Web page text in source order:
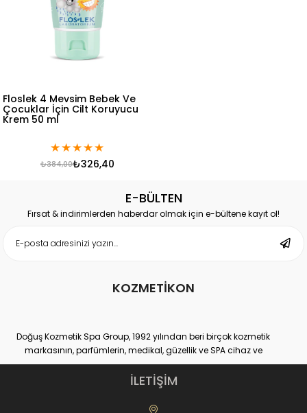
Floslek 4 Mevsim Bebek Ve
Çocuklar İçin Cilt Koruyucu
Krem 50 ml
★★★★★
₺326,40
₺384,00
E-BÜLTEN
Fırsat & indirimlerden haberdar olmak için e-bültene kayıt ol!
KOZMETİKON
Doğuş Kozmetik Spa Group, 1992 yılından beri birçok kozmetik
markasının, parfümlerin, medikal, güzellik ve SPA cihaz ve
ekipmanlarının hem distribütörlüğünü hem de üretimini yapan
yurtiçi ve yurtdışı binlerce müşteri sayısına ulaşmış, kendi
sektöründe Dünya lideri kuruluşlardan bir tanesidir.
www.kozmetikON.com
İLETİŞİM